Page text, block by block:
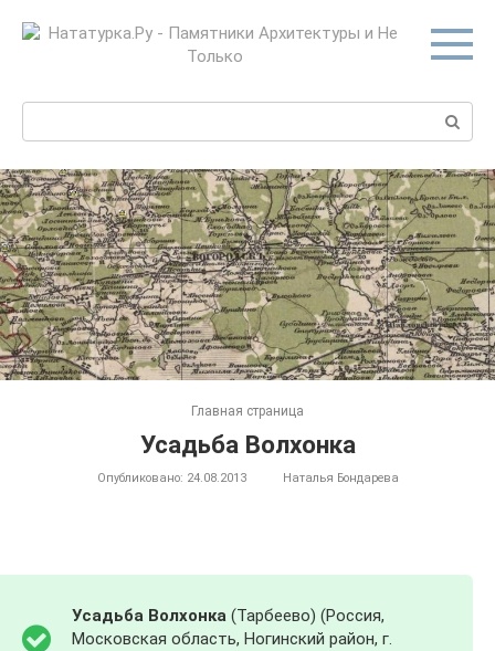
Главная страница
Усадьба Волхонка
Опубликовано: 24.08.2013 Наталья Бондарева
Усадьба Волхонка (Тарбеево) (Россия,
Московская область, Ногинский район, г.